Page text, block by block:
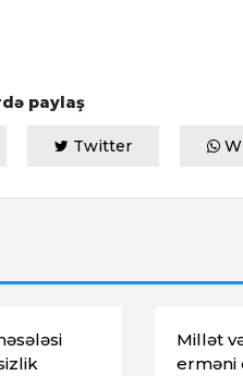
paylaş
Twitter
Millət
erməni